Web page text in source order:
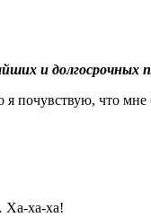
и долгосрочных
почувствую, что
Ха-ха-ха!